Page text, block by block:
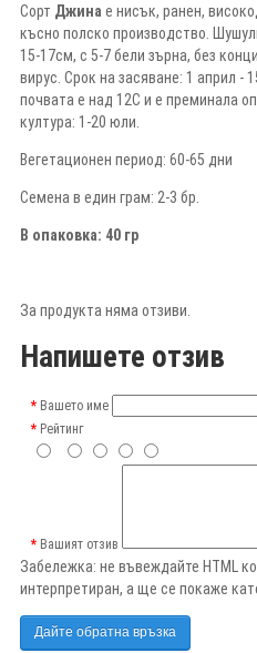
Сорт Джина е нисък, ранен,
късно полско производство.
15-17см, с 5-7 бели зърна, без
вирус. Срок на засяване: 1 април -
почвата е над 12С и е преминала
култура: 1-20 юли.
Вегетационен период: 60-65 дни
Семена в един грам: 2-3 бр.
В опаковка: 40 гр
За продукта няма отзиви.
Напишете отзив
Вашето име
Рейтинг
Вашият отзив
Забележка: не въвеждайте HTML
интерпретиран, а ще се покаже
Дайте обратна връзка